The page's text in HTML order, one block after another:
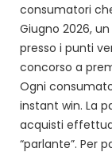
consumatori
Giugno 2026, un
presso i punti
concorso a premi
Ogni
instant win. La
acquisti
“parlante”. Per